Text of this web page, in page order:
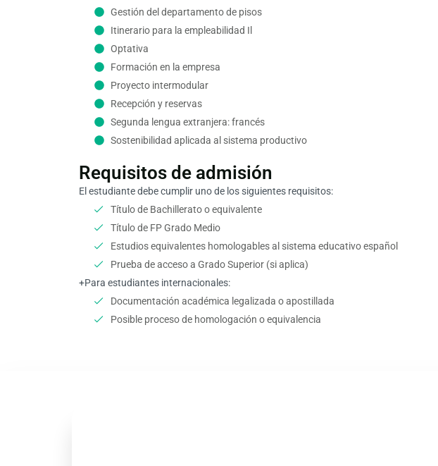
Gestión del departamento de pisos
Itinerario para la empleabilidad Il
Optativa
Formación en la empresa
Proyecto intermodular
Recepción y reservas
Segunda lengua extranjera: francés
Sostenibilidad aplicada al sistema productivo
Requisitos de admisión
El estudiante debe cumplir uno de los siguientes requisitos:
Título de Bachillerato o equivalente
Título de FP Grado Medio
Estudios equivalentes homologables al sistema educativo español
Prueba de acceso a Grado Superior (si aplica)
+Para estudiantes internacionales:
Documentación académica legalizada o apostillada
Posible proceso de homologación o equivalencia